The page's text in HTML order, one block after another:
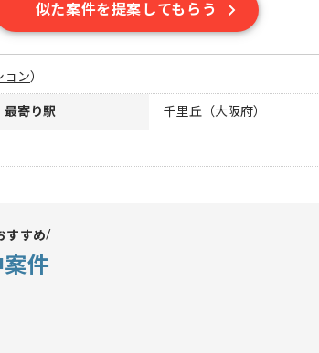
似た案件を提案してもらう
ョン）
最寄り駅 千里丘（大阪府）
すすめ
件